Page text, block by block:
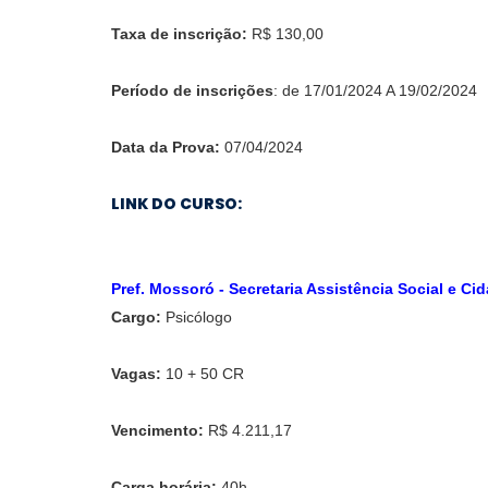
Taxa de inscrição: R$ 130,00
Período de inscrições: de 17/01/2024 A 19/02/2024
Data da Prova: 07/04/2024
LINK DO CURSO:
Pref. Mossoró - Secretaria Assistência Social e
Cargo:
Vagas: 10 + 50 CR
Vencimento: R$ 4.211,17